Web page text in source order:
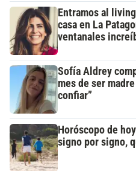
Entramos al
casa en La
ventanales
Sofía Aldrey
mes de ser
confiar”
Horóscopo de
signo por signo,